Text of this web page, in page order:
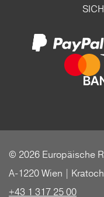
© 2026 Europäische
A-1220 Wien |
+43 1 317 25 00